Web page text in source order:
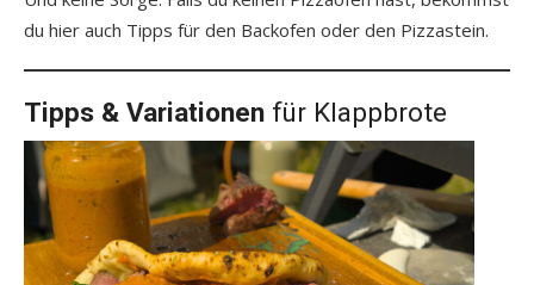
du hier auch Tipps für den Backofen oder den Pizzastein.
Tipps & Variationen für Klappbrote